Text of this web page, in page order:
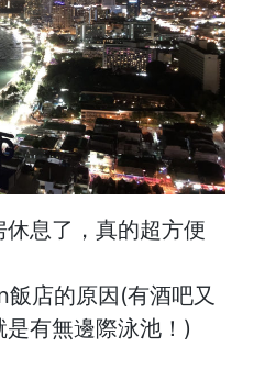
息了，真的超方便
店的原因(有酒吧又
有無邊際泳池！)